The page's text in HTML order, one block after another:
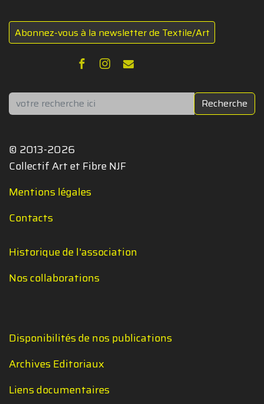
Abonnez-vous à la newsletter de Textile/Art
Rechercher Recherche
© 2013-2026
Collectif Art et Fibre NJF
Mentions légales
Contacts
Historique de l'association
Nos collaborations
Disponibilités de nos publications
Archives Editoriaux
Liens documentaires